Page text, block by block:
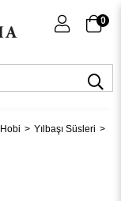
0
Hobi Yılbaşı Süsleri